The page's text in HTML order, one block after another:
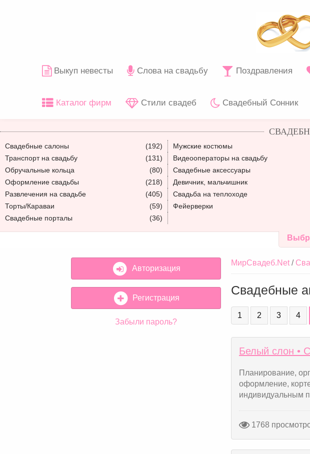
Выкуп невесты Слова на свадьбу Поздравления
Каталог фирм Стили свадеб Свадебный Сонник
Свадебные салоны (192) Мужские костюмы
Транспорт на свадьбу
(131) Видеооператоры на свадьбу
Обручальные кольца
(80) Свадебные аксессуары
Оформление свадьбы
(218) Девичник, мальчишник
Развлечения на свадьбе
(405) Свадьба на теплоходе
Торты/Караваи
(59) Фейерверки
Свадебные порталы
(36)
МирСвадеб.Net
Свадебные
1 2 3 4
Белый слон •
Планирование,
оформление,
индивидуальным
1768
Авторизация
Регистрация
Забыли пароль?